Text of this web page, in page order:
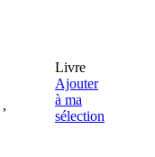
Livre
Ajouter
à ma
sélection
,